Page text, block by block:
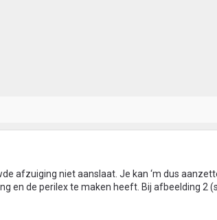
afzuiging niet aanslaat. Je kan ‘m dus
en de perilex te maken heeft. Bij afbeelding 2